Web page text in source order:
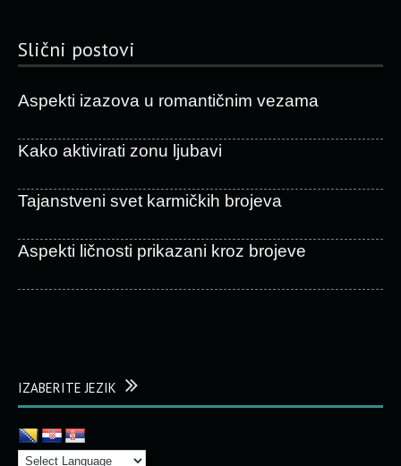
Slični postovi
Aspekti izazova u romantičnim vezama
Kako aktivirati zonu ljubavi
Tajanstveni svet karmičkih brojeva
Aspekti ličnosti prikazani kroz brojeve
IZABERITE JEZIK